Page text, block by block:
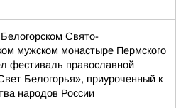
Белогорском Свято-
мужском монастыре Пермского
фестиваль православной
Белогорья», приуроченный к
народов России